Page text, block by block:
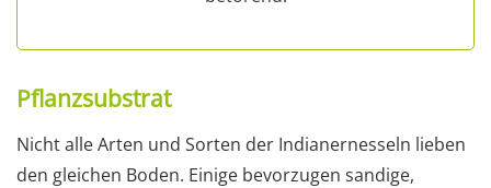
Pflanzsubstrat
Nicht alle Arten und Sorten der Indianernesseln lieben
den gleichen Boden. Einige bevorzugen sandige,